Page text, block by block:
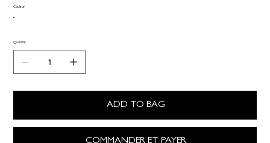
Couleur
Quantité
ADD TO BAG